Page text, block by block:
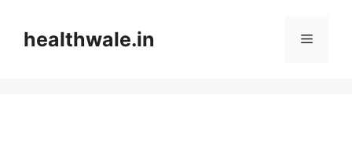
contenthealthwale.in Menu